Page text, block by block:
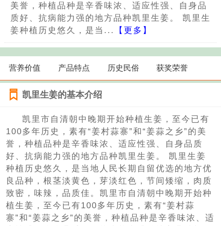
美誉，种植品种是辛香味浓、适应性强、自身品
质好、抗病能力强的地方品种凯里生姜。 凯里生
姜种植历史悠久，是当...
【更多】
营养价值 产品特点 历史民俗 获奖荣誉
凯里生姜的基本介绍
凯里市自清朝中晚期开始种植生姜，至今已有
100多年历史，素有“姜村蒜寨”和“姜蒜之乡”的美
誉，种植品种是辛香味浓、适应性强、自身品质
好、抗病能力强的地方品种凯里生姜。 凯里生姜
种植历史悠久，是当地人民长期自留优选的地方优
良品种，根茎淡黄色，芽淡红色，节间矮缩，肉质
致密，味辣，品质佳。凯里市自清朝中晚期开始种
植生姜，至今已有100多年历史，素有“姜村蒜
寨”和“姜蒜之乡”的美誉，种植品种是辛香味浓、适